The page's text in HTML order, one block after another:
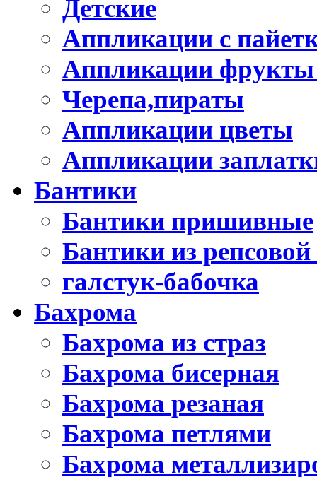
Детские
Аппликации с
Аппликации
Черепа,пираты
Аппликации цветы
Аппликации
Бантики
Бантики пришивные
Бантики из
галстук-бабочка
Бахрома
Бахрома из страз
Бахрома бисерная
Бахрома резаная
Бахрома петлями
Бахрома